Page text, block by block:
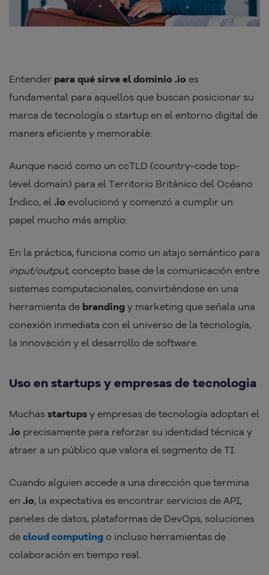
Entender para qué sirve el dominio .io es
fundamental para aquellos que buscan posicionar su
marca de tecnología o startup en el entorno digital de
manera eficiente y memorable.
Aunque nació como un ccTLD (country-code top-
level domain) para el Territorio Británico del Océano
Índico, el .io evolucionó y comenzó a cumplir un
papel mucho más amplio:
En la práctica, funciona como un atajo semántico para
input/output, concepto base de la comunicación entre
sistemas computacionales, convirtiéndose en una
herramienta de branding y marketing que señala una
conexión inmediata con el universo de la tecnología,
la innovación y el desarrollo de software.
Uso en startups y empresas de tecnologia
Muchas startups y empresas de tecnología adoptan el
.io precisamente para reforzar su identidad técnica y
atraer a un público que valora el segmento de TI.
Cuando alguien accede a una dirección que termina
en .io, la expectativa es encontrar servicios de API,
paneles de datos, plataformas de DevOps, soluciones
de cloud computing o incluso herramientas de
colaboración en tiempo real.